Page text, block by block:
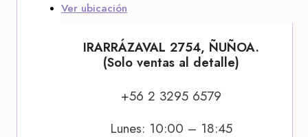
Ver ubicación
IRARRÁZAVAL 2754, ÑUÑOA.
(Solo ventas al detalle)
+56 2 3295 6579
Lunes: 10:00 – 18:45